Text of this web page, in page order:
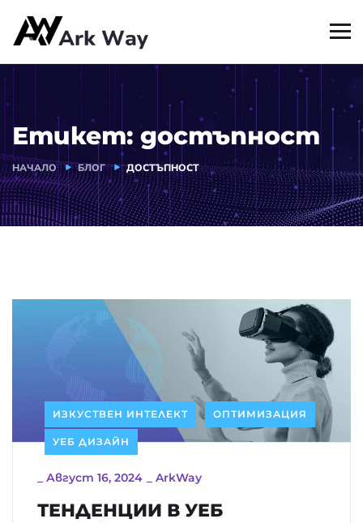
Етикет: достъпност
НАЧАЛО БЛОГ ДОСТЪПНОСТ
ИЗКУСТВЕН ИНТЕЛЕКТ ОПТИМИЗАЦИЯ
УЕБ ДИЗАЙН
Август 16, 2024 ArkWay
ТЕНДЕНЦИИ В УЕБ